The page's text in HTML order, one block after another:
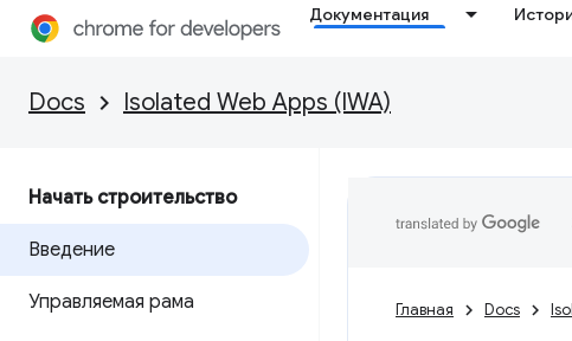
Документация
Docs Isolated Web Apps (IWA)
Начать строительство
Введение
Управляемая рама Главная Docs